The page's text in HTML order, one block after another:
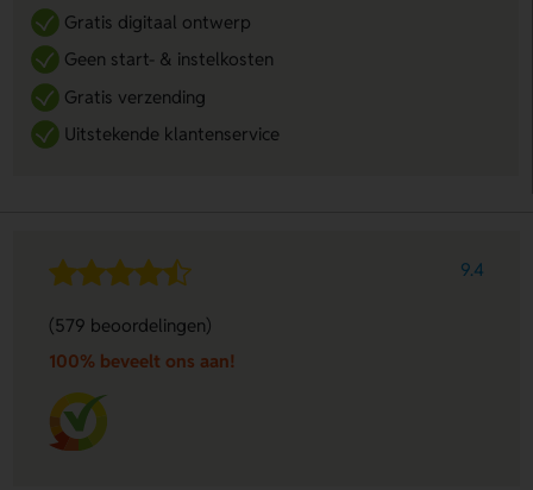
Gratis digitaal ontwerp
Geen start- & instelkosten
Gratis verzending
Uitstekende klantenservice
9.4
(579 beoordelingen)
100% beveelt ons aan!